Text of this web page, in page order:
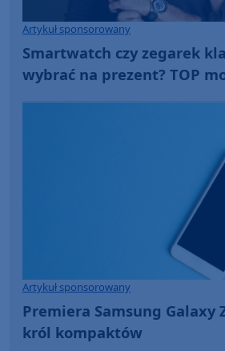
Artykuł sponsorowany
Smartwatch czy zegarek
wybrać na prezent? TOP
Artykuł sponsorowany
Premiera Samsung Galaxy
król kompaktów